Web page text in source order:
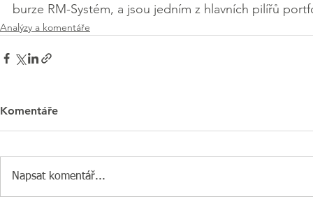
burze RM-Systém, a jsou jedním z hlavních pilířů
Analýzy a komentáře
Komentáře
Napsat komentář...